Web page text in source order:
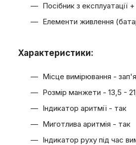
Посібник з експлуатації
Елементи живлення
Характеристики:
Місце вимірювання -
Розмір манжети - 13,5 -
Індикатор аритмії - так
Миготлива аритмія - так
Індикатор руху під час